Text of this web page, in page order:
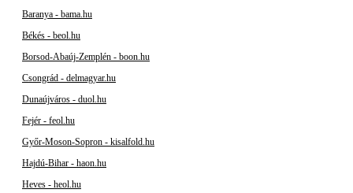
Baranya - bama.hu
Békés - beol.hu
Borsod-Abaúj-Zemplén - boon.hu
Csongrád - delmagyar.hu
Dunaújváros - duol.hu
Fejér - feol.hu
Győr-Moson-Sopron - kisalfold.hu
Hajdú-Bihar - haon.hu
Heves - heol.hu